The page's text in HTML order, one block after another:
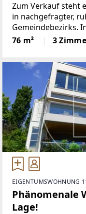
Zum Verkauf steht
in nachgefragter,
Gemeindebezirks.
es eine sehr gute
Kindergärten,
76 m² 3
EIGENTUMSWOHNUNG
Phänomenale
Lage!